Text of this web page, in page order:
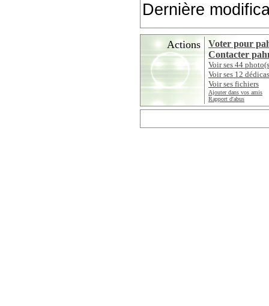
Dernière
Actions
Voter pour
Contacter
Voir ses 44
Voir ses 12
Voir ses fichiers
Ajouter dans vos amis
Rapport d'abus